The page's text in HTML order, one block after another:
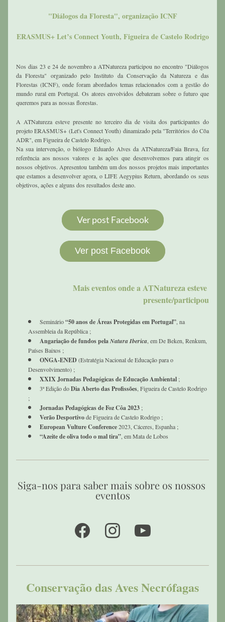
"Diálogos da Floresta", organização ICNF
ERASMUS+ Let’s Connect Youth, Figueira de Castelo Rodrigo
Nos dias 23 e 24 de novembro a ATNatureza participou no encontro "Diálogos
da Floresta" organizado pelo Instituto da Conservação da Natureza e das
Florestas (ICNF), onde foram abordados temas relacionados com a gestão do
mundo rural em Portugal. Os atores envolvidos debateram sobre o futuro que
queremos para as nossas florestas.
A ATNatureza esteve presente no terceiro dia de visita dos participantes do
projeto ERASMUS+ (Let's Connect Youth) dinamizado pela "Territórios do Côa
ADR", em Figueira de Castelo Rodrigo.
Na sua intervenção, o biólogo Eduardo Alves da ATNatureza/Faia Brava, fez
referência aos nossos valores e às ações que desenvolvemos para atingir os
nossos objetivos. Apresentou também um dos nossos projetos mais importantes
que estamos a desenvolver agora, o LIFE Aegypius Return, abordando os seus
objetivos, ações e alguns dos resultados deste ano.
Ver post Facebook
Ver post Facebook
Mais eventos onde a ATNatureza esteve
presente/participou
Seminário “50 anos de Áreas Protegidas em Portugal” , na
Assembleia da República ;
Angariação de fundos pela Natura Iberica , em De Beken, Renkum,
Países Baixos ;
ONGA-ENED (Estratégia Nacional de Educação para o
Desenvolvimento) ;
XXIX Jornadas Pedagógicas de Educação Ambiental ;
3ª Edição do Dia Aberto das Profissões , Figueira de Castelo Rodrigo
;
Jornadas Pedagógicas de Foz Côa 2023 ;
Verão Desportivo de Figueira de Castelo Rodrigo ;
European Vulture Conference 2023, Cáceres, Espanha ;
“Azeite de oliva todo o mal tira” , em Mata de Lobos
Siga-nos para saber mais sobre os nossos
eventos
Conservação das Aves Necrófagas